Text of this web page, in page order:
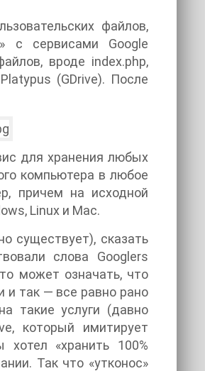
файлов,
с сервисами Google
вроде index.php,
(GDrive). После
для хранения любых
компьютера в любое
причем на исходной
Linux и Mac.
существует), сказать
слова Googlers
может означать, что
и так — все равно рано
такие услуги (давно
который имитирует
«хранить 100%
Так что «утконос»